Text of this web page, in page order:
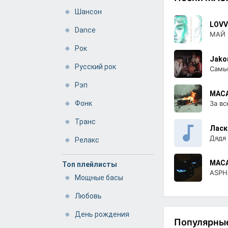
Шансон
Dance
Рок
Русский рок
Рэп
Фонк
Транс
Релакс
Топ плейлисты
Мощные басы
Любовь
День рождения
МАЙ
За